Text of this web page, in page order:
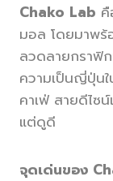
Chako Lab
มอล โดยมาพร้
ลวดลายกราฟิ
ความเป็นญี่ปุ่นใ
คาเฟ่ สายดีไซ
แต่ดูดี
จุดเด่นของ